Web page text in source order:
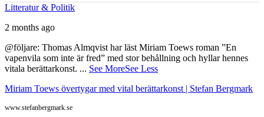
Litteratur & Politik
2 months ago
@följare: Thomas Almqvist har läst Miriam Toews roman ”En
vapenvila som inte är fred” med stor behållning och hyllar hennes
vitala berättarkonst. ... See MoreSee Less
Miriam Toews övertygar med vital berättarkonst | Stefan Bergmark
www.stefanbergmark.se